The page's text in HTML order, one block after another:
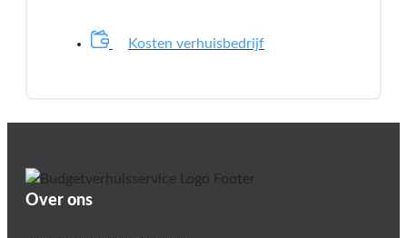
Kosten verhuisbedrijf
Over ons